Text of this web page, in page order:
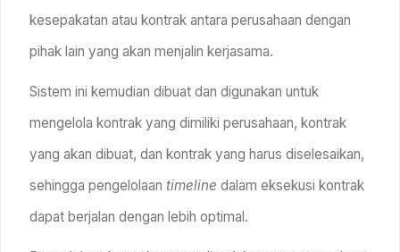
kesepakatan atau kontrak antara perusahaan dengan
pihak lain yang akan menjalin kerjasama.
Sistem ini kemudian dibuat dan digunakan untuk
mengelola kontrak yang dimiliki perusahaan, kontrak
yang akan dibuat, dan kontrak yang harus diselesaikan,
sehingga pengelolaan timeline dalam eksekusi kontrak
dapat berjalan dengan lebih optimal.